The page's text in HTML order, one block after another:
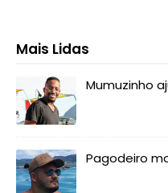
Mais Lidas
Mumuzinho
Pagodeiro